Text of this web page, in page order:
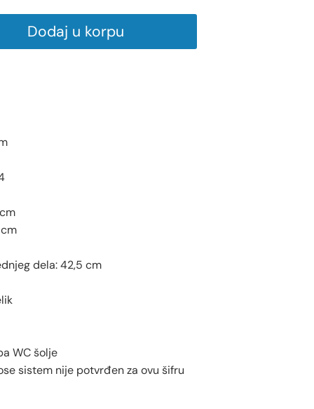
Dodaj u korpu
dela: 42,5 cm
WC šolje
sistem nije potvrđen za ovu šifru